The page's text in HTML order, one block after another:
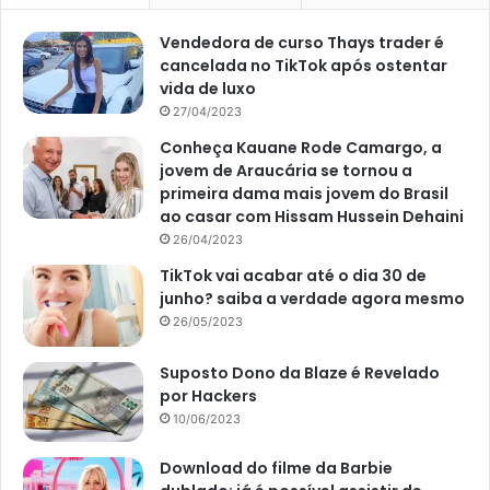
Um ponto mais do que importante em relação ao cultivo
dessa espécie diz respeito à sua rega. De modo que, você
deveproporcionar água para essa plantinha a cada duas
ou, ainda, três semanas
é intolerante ao excesso de água. Desse modo, nada de
encharcar o vaso, combinado?
Vendedora de curso Thays trader é
cancelada no TikTok após ostentar
vida de luxo
27/04/2023
Conheça Kauane Rode Camargo, a
jovem de Araucária se tornou a
primeira dama mais jovem do Brasil
ao casar com Hissam Hussein Dehaini
26/04/2023
TikTok vai acabar até o dia 30 de
junho? saiba a verdade agora mesmo
26/05/2023
Suposto Dono da Blaze é Revelado
por Hackers
10/06/2023
Download do filme da Barbie